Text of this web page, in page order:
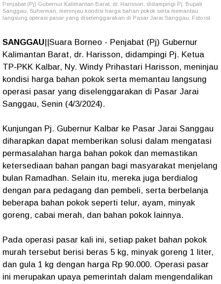
Penjabat (Pj) Gubernur Kalimantan Barat, dr. Harisson, didampingi Pj. Bupati
Sanggau, Suherman, meninjau kondisi harga bahan pokok serta memantau
langsung operasi pasar yang diselenggarakan di Pasar Jarai Sanggau. Foto:ist
SANGGAU||Suara Borneo - Penjabat (Pj) Gubernur
Kalimantan Barat, dr. Harisson, didampingi Pj. Ketua
TP-PKK Kalbar, Ny. Windy Prihastari Harisson, meninjau
kondisi harga bahan pokok serta memantau langsung
operasi pasar yang diselenggarakan di Pasar Jarai
Sanggau, Senin (4/3/2024).
Kunjungan Pj. Gubernur Kalbar ke Pasar Jarai Sanggau
diharapkan dapat memberikan solusi dalam mengatasi
permasalahan harga bahan pokok dan memastikan
ketersediaan bahan pangan bagi masyarakat menjelang
bulan Ramadhan. Selain itu, mereka juga berdialog
dengan para pedagang dan pembeli, serta berbelanja
beberapa bahan pokok seperti telur, ayam, minyak
goreng, cabai merah, dan bahan pokok lainnya.
Pada operasi pasar kali ini, setiap paket bahan pokok
murah tersebut berisi beras 5 kg, minyak goreng 1 liter,
dan gula 1 kg dengan harga Rp 90.000. Operasi pasar
ini merupakan upaya pemerintah dalam mengendalikan